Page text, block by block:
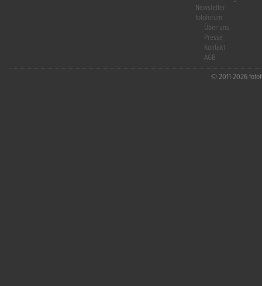
Newsletter
fotoforum
Über uns
Presse
Kontakt
AGB
© 2011-2026